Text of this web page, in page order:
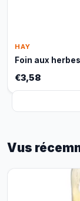
HAY
Foin aux
€3,58
Vus